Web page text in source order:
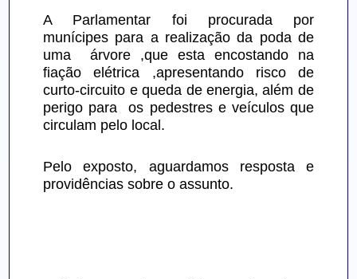
A Parlamentar foi procurada por
munícipes para a realização da poda de
uma  árvore ,que esta encostando na
fiação elétrica ,apresentando risco de
curto-circuito e queda de energia, além de
perigo para  os pedestres e veículos que
circulam pelo local.
Pelo exposto, aguardamos resposta e
providências sobre o assunto.